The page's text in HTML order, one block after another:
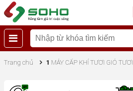
Trang chủ 1 MÁY CẤP KHÍ TƯƠI GIÓ TƯƠI